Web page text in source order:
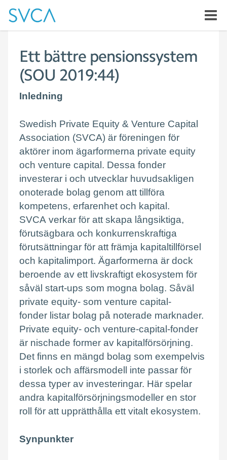
Ett bättre pensionssystem
(SOU 2019:44)
Inledning
Swedish Private Equity & Venture Capital
Association (SVCA) är föreningen för
aktörer inom ägarformerna private equity
och venture capital. Dessa fonder
investerar i och utvecklar huvudsakligen
onoterade bolag genom att tillföra
kompetens, erfarenhet och kapital.
SVCA verkar för att skapa långsiktiga,
förutsägbara och konkurrenskraftiga
förutsättningar för att främja kapitaltillförsel
och kapitalimport. Ägarformerna är dock
beroende av ett livskraftigt ekosystem för
såväl start-ups som mogna bolag. Såväl
private equity- som venture capital-
fonder listar bolag på noterade marknader.
Private equity- och venture-capital-fonder
är nischade former av kapitalförsörjning.
Det finns en mängd bolag som exempelvis
i storlek och affärsmodell inte passar för
dessa typer av investeringar. Här spelar
andra kapitalförsörjningsmodeller en stor
roll för att upprätthålla ett vitalt ekosystem.
Synpunkter